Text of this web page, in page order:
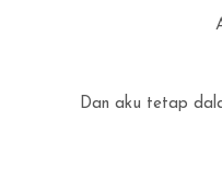
Dan aku tetap